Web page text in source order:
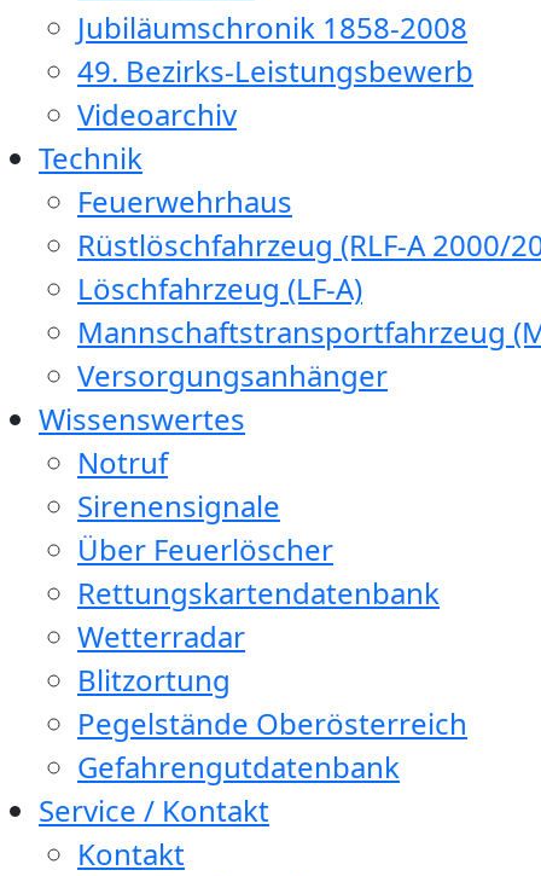
Jubiläumschronik 1858-2008
49. Bezirks-Leistungsbewerb
Videoarchiv
Technik
Feuerwehrhaus
Rüstlöschfahrzeug (RLF-A 2000/
Löschfahrzeug (LF-A)
Mannschaftstransportfahrzeug
Versorgungsanhänger
Wissenswertes
Notruf
Sirenensignale
Über Feuerlöscher
Rettungskartendatenbank
Wetterradar
Blitzortung
Pegelstände Oberösterreich
Gefahrengutdatenbank
Service / Kontakt
Kontakt